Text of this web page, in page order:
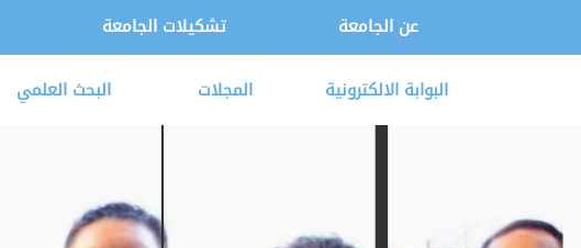
عن الجامعة تشكيلات الجامعة
البوابة الالكترونية المجلات البحث العلمي